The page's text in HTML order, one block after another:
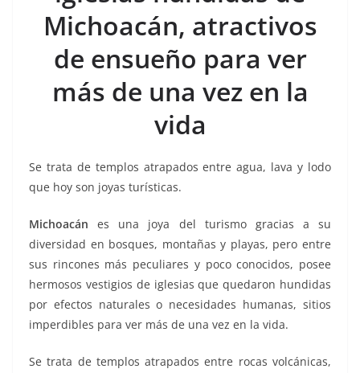
o
k
p k
Michoacán, atractivos
de ensueño para ver
más de una vez en la
vida
Se trata de templos atrapados entre agua, lava y lodo
que hoy son joyas turísticas.
Michoacán es una joya del turismo gracias a su
diversidad en bosques, montañas y playas, pero entre
sus rincones más peculiares y poco conocidos, posee
hermosos vestigios de iglesias que quedaron hundidas
por efectos naturales o necesidades humanas, sitios
imperdibles para ver más de una vez en la vida.
Se trata de templos atrapados entre rocas volcánicas,